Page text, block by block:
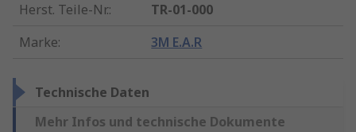
Herst. Teile-Nr.:
TR-01-000
Marke: 3M E.A.R
Technische Daten
Mehr Infos und technische Dokumente